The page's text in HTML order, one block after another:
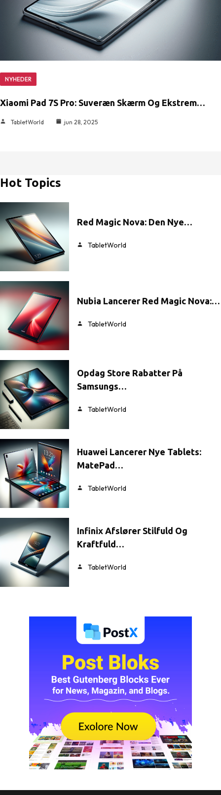
NYHEDER
Xiaomi Pad 7S Pro: Suveræn Skærm Og Ekstrem…
TabletWorld jun 28, 2025
Hot Topics
Red Magic Nova: Den Nye…
TabletWorld
Nubia Lancerer Red Magic Nova:…
TabletWorld
Opdag Store Rabatter På
Samsungs…
TabletWorld
Huawei Lancerer Nye Tablets:
MatePad…
TabletWorld
Infinix Afslører Stilfuld Og
Kraftfuld…
TabletWorld